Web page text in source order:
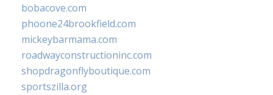
bobacove.com
phoone24brookfield.com
mickeybarmama.com
roadwayconstructioninc.com
shopdragonflyboutique.com
sportszilla.org